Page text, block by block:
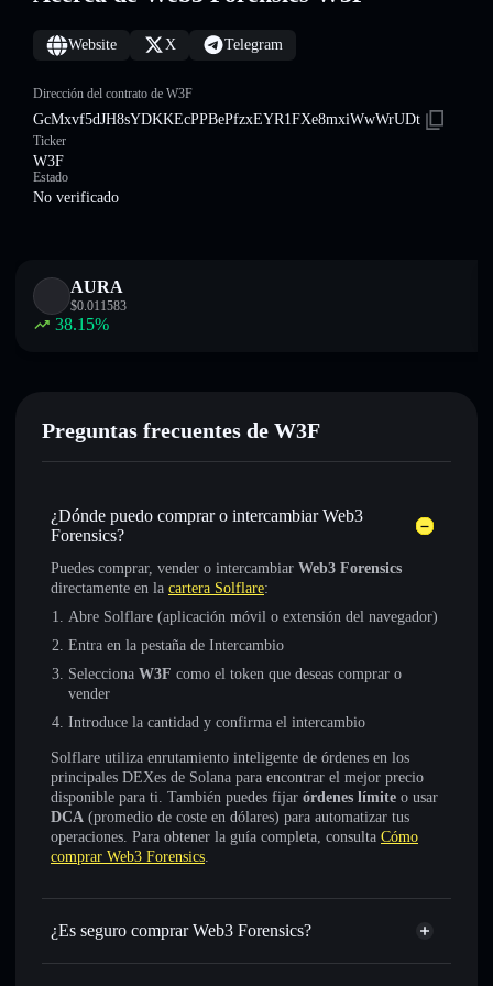
Website X Telegram
Dirección del contrato de W3F
GcMxvf5dJH8sYDKKEcPPBePfzxEYR1FXe8mxiWwWrUDt
Ticker
W3F
Estado
No verificado
AURA
$0.011583
38.15%
Preguntas frecuentes de W3F
¿Dónde puedo comprar o intercambiar Web3
Forensics?
Puedes comprar, vender o intercambiar Web3 Forensics
directamente en la cartera Solflare:
Abre Solflare (aplicación móvil o extensión del navegador)
Entra en la pestaña de Intercambio
Selecciona W3F como el token que deseas comprar o
vender
Introduce la cantidad y confirma el intercambio
Solflare utiliza enrutamiento inteligente de órdenes en los
principales DEXes de Solana para encontrar el mejor precio
disponible para ti. También puedes fijar órdenes límite o usar
DCA (promedio de coste en dólares) para automatizar tus
operaciones. Para obtener la guía completa, consulta Cómo
comprar Web3 Forensics.
¿Es seguro comprar Web3 Forensics?
Web3 Forensics no está verificado